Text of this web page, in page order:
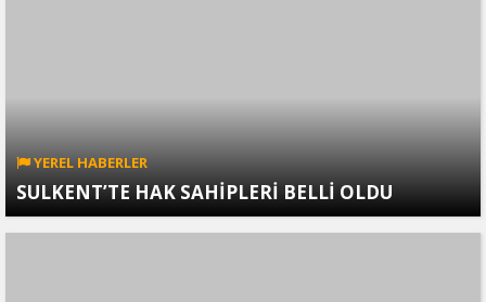
YEREL HABERLER
SULKENT’TE HAK SAHİPLERİ BELLİ OLDU